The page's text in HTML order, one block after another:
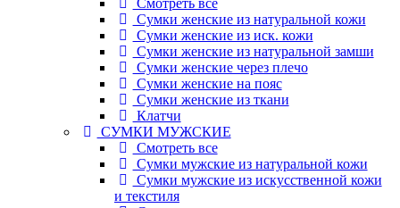
Смотреть все
Сумки женские из натуральной кожи
Сумки женские из иск. кожи
Сумки женские из натуральной замши
Сумки женские через плечо
Сумки женские на пояс
Сумки женские из ткани
Клатчи
СУМКИ МУЖСКИЕ
Смотреть все
Сумки мужские из натуральной кожи
Сумки мужские из искусственной кожи
и текстиля